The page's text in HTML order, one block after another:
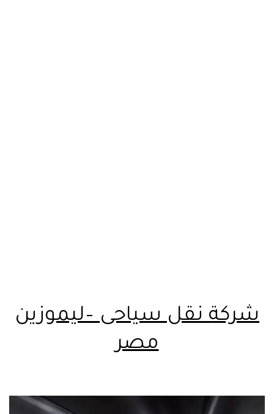
شركة نقل سياحى –ليموزين
مصر